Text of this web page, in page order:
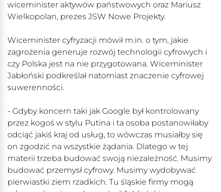
wiceminister aktywów państwowych oraz Mariusz
Wielkopolan, prezes JSW Nowe Projekty.
Wiceminister cyfryzacji mówił m.in. o tym, jakie
zagrożenia generuje rozwój technologii cyfrowych i
czy Polska jest na nie przygotowana. Wiceminister
Jabłoński podkreślał natomiast znaczenie cyfrowej
suwerenności.
- Gdyby koncern taki jak Google był kontrolowany
przez kogoś w stylu Putina i ta osoba postanowiłaby
odciąć jakiś kraj od usług, to wówczas musiałby się
on zgodzić na wszystkie żądania. Dlatego w tej
materii trzeba budować swoją niezależność. Musimy
budować przemysł cyfrowy. Musimy wydobywać
pierwiastki ziem rzadkich. Tu śląskie firmy mogą